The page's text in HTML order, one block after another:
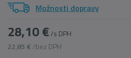
Možnosti dopravy
28,10 €/s DPH
22,85 € /bez DPH